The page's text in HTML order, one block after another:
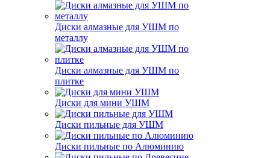
Диски алмазные для УШМ по
металлу
Диски алмазные для УШМ по
плитке
Диски для мини УШМ
Диски пильные для УШМ
Диски пильные по Алюминию